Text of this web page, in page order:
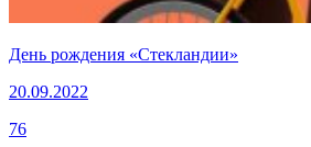
День рождения «Стекландии»
20.09.2022
76